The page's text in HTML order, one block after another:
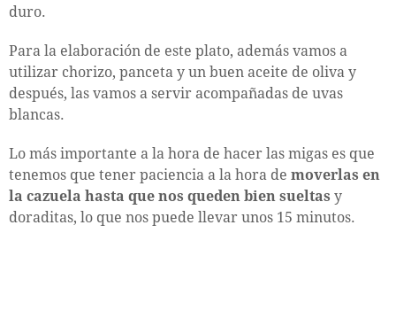
duro.
Para la elaboración de este plato, además vamos a
utilizar chorizo, panceta y un buen aceite de oliva y
después, las vamos a servir acompañadas de uvas
blancas.
Lo más importante a la hora de hacer las migas es que
tenemos que tener paciencia a la hora de moverlas en
la cazuela hasta que nos queden bien sueltas y
doraditas, lo que nos puede llevar unos 15 minutos.